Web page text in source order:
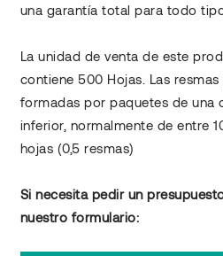
una garantía total para todo
La unidad de venta de este
contiene 500 Hojas. Las
formadas por paquetes de una
inferior, normalmente de entre
hojas (0,5 resmas)
Si necesita pedir un
nuestro formulario: